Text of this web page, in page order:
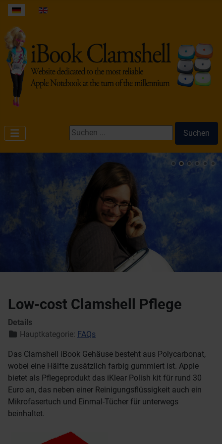
Sprache auswählen
Suchen ...
Suchen
Low-cost Clamshell Pflege
Details
Hauptkategorie: FAQs
Das Clamshell iBook Gehäuse besteht aus Polycarbonat,
wobei eine Hälfte zusätzlich farbig gummiert ist. Apple
bietet als Pflegeprodukt das iKlear Polish kit für rund 30
Euro an, das neben einer Reinigungsflüssigkeit auch ein
Mikrofasertuch und Einmal-Tücher für unterwegs
beinhaltet.